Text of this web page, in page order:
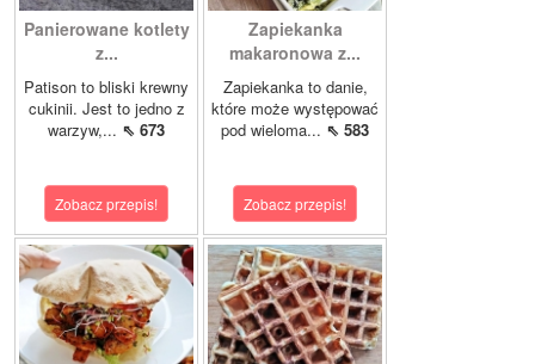
Panierowane kotlety
z...
Patison to bliski krewny
cukinii. Jest to jedno z
warzyw,... ⇖ 673
Zobacz przepis!
Zapiekanka
makaronowa z...
Zapiekanka to danie,
które może występować
pod wieloma... ⇖ 583
Zobacz przepis!